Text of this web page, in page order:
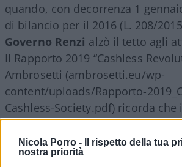
Nicola Porro -
Il rispetto della tua
nostra priorità
quando, con decorrenza 1
di bilancio per il 2016 (L. 208/
Governo Renzi alzò il tetto agli
Il Rapporto 2019 “Cashless
Ambrosetti (ambrosetti.eu/wp-
content/uploads/Rapporto-
Cashless-Society.pdf) ricorda che
del contante è di 3.000 euro
mentre in Francia è sceso da
nel 2015 e in Grecia addirittura a